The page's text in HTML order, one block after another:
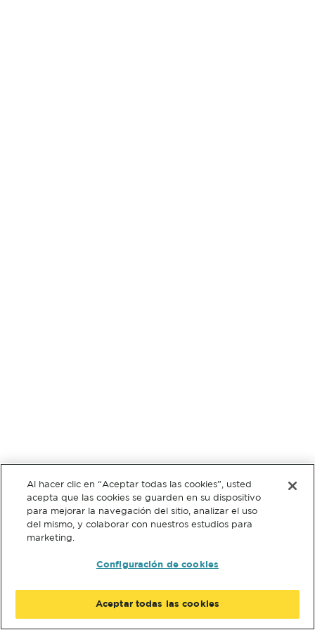
Al hacer clic en “Aceptar todas las cookies”, usted
acepta que las cookies se guarden en su dispositivo
para mejorar la navegación del sitio, analizar el uso
del mismo, y colaborar con nuestros estudios para
marketing.
Configuración de cookies
Aceptar todas las cookies